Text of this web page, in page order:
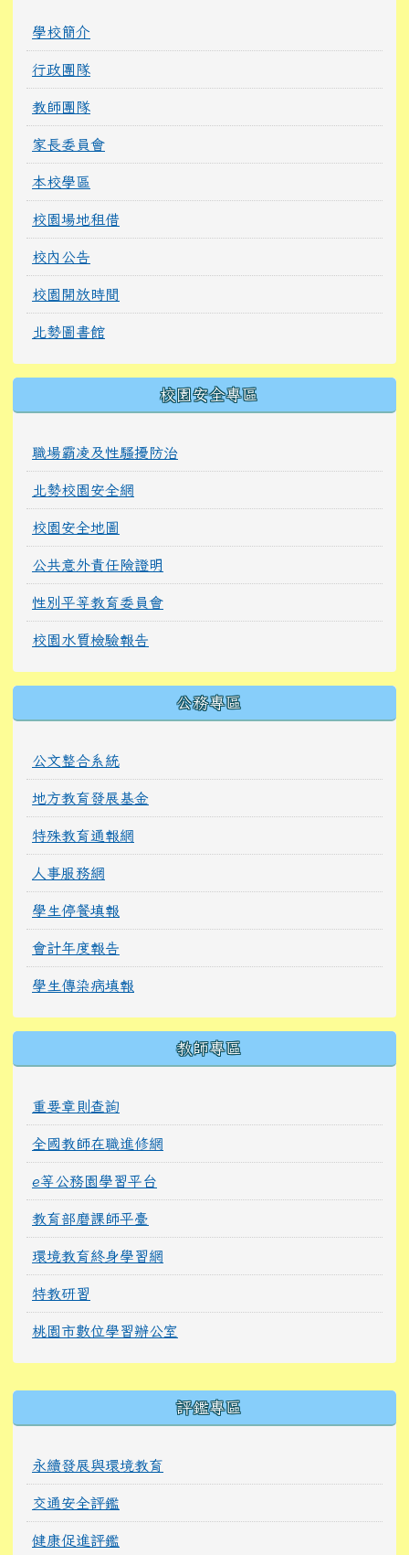
學校簡介
行政團隊
教師團隊
家長委員會
本校學區
校園場地租借
校內公告
校園開放時間
北勢圖書館
校園安全專區
職場霸凌及性騷擾防治
北勢校園安全網
校園安全地圖
公共意外責任險證明
性別平等教育委員會
校園水質檢驗報告
公務專區
公文整合系統
地方教育發展基金
特殊教育通報網
人事服務網
學生停餐填報
會計年度報告
學生傳染病填報
教師專區
重要章則查詢
全國教師在職進修網
e等公務園學習平台
教育部磨課師平臺
環境教育終身學習網
特教研習
桃園市數位學習辦公室
評鑑專區
永續發展與環境教育
交通安全評鑑
健康促進評鑑